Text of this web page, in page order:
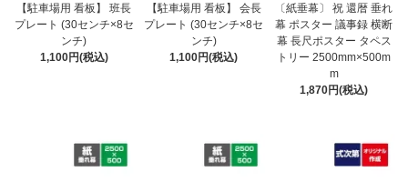
【駐車場用 看板】 班長
プレート (30センチ×8セ
ンチ)
1,100円(税込)
【駐車場用 看板】 会長
プレート (30センチ×8セ
ンチ)
1,100円(税込)
〔紙垂幕〕 祝 還暦 垂れ
幕 ポスター 議事録 横断
幕 長尺ポスター タペス
トリー 2500mm×500m
m
1,870円(税込)